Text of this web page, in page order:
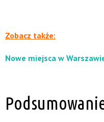
Zobacz także:
Nowe miejsca w